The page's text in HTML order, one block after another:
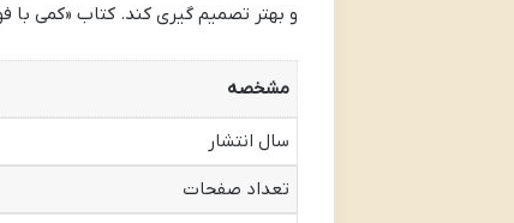
و بهتر تصمیم گیری کند. کتاب «کمی
مشخصه
سال انتشار
تعداد صفحات